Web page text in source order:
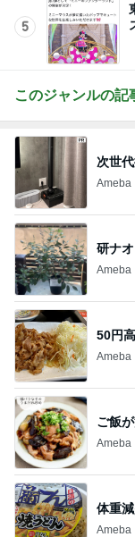
5
このジャンルの記
次世
Ameba
研ナ
Ameba
50円
Ameba
ご飯
Ameba
体重
Ameba